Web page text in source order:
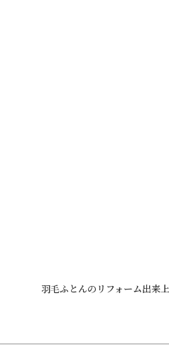
羽毛ふとんのリフォーム出来